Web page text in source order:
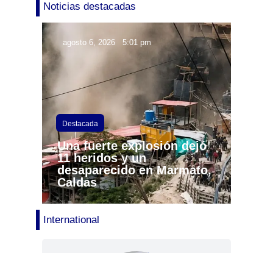
Noticias destacadas
agosto 6, 2026 5:01 pm
Destacada
Una fuerte explosión dejó
11 heridos y un
desaparecido en Marmato,
Caldas
International